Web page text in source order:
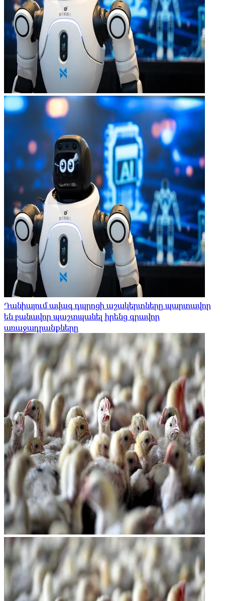
Դանիայում ավագ դպրոցի աշակերտները պարտավոր
են բանավոր պաշտպանել իրենց գրավոր
առաջադրանքները